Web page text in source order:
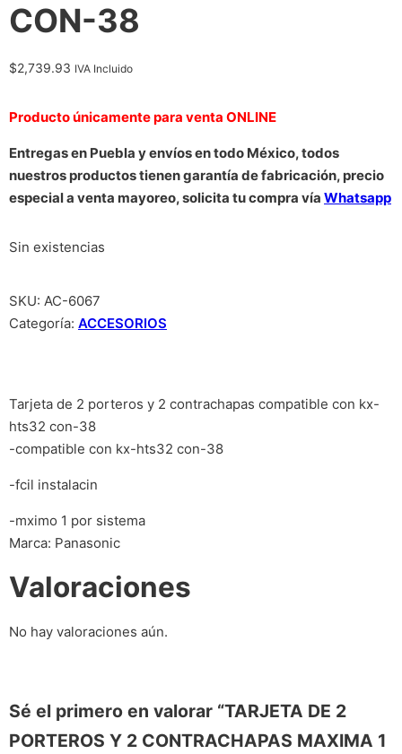
CON-38
$2,739.93 IVA Incluido
Producto únicamente para venta ONLINE
Entregas en Puebla y envíos en todo México, todos
nuestros productos tienen garantía de fabricación, precio
especial a venta mayoreo, solicita tu compra vía Whatsapp
Sin existencias
SKU: AC-6067
Categoría: ACCESORIOS
Tarjeta de 2 porteros y 2 contrachapas compatible con kx-
hts32 con-38
-compatible con kx-hts32 con-38
-fcil instalacin
-mximo 1 por sistema
Marca: Panasonic
Valoraciones
No hay valoraciones aún.
Sé el primero en valorar “TARJETA DE 2
PORTEROS Y 2 CONTRACHAPAS MAXIMA 1